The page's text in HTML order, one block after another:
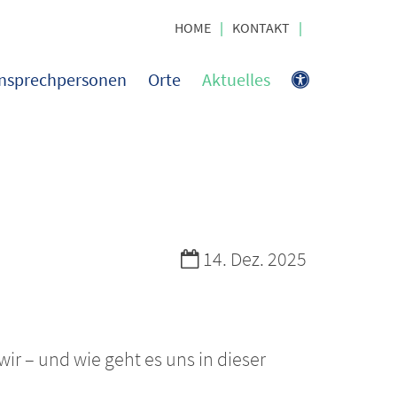
HOME KONTAKT
Orte Aktuelles
Datum:
14. Dez. 2025
– und wie geht es uns in dieser